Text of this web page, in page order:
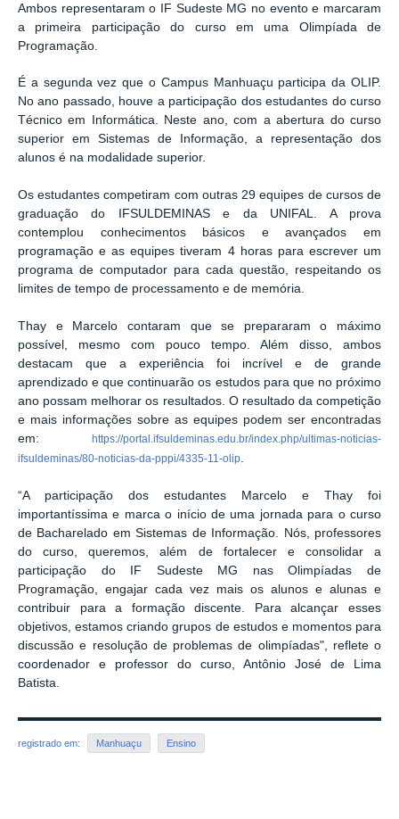
Ambos representaram o IF Sudeste MG no evento e marcaram
a primeira participação do curso em uma Olimpíada de
Programação.
É a segunda vez que o Campus Manhuaçu participa da OLIP.
No ano passado, houve a participação dos estudantes do curso
Técnico em Informática. Neste ano, com a abertura do curso
superior em Sistemas de Informação, a representação dos
alunos é na modalidade superior.
Os estudantes competiram com outras 29 equipes de cursos de
graduação do IFSULDEMINAS e da UNIFAL. A prova
contemplou conhecimentos básicos e avançados em
programação e as equipes tiveram 4 horas para escrever um
programa de computador para cada questão, respeitando os
limites de tempo de processamento e de memória.
Thay e Marcelo contaram que se prepararam o máximo
possível, mesmo com pouco tempo. Além disso, ambos
destacam que a experiência foi incrível e de grande
aprendizado e que continuarão os estudos para que no próximo
ano possam melhorar os resultados. O resultado da competição
e mais informações sobre as equipes podem ser encontradas
em: https://portal.ifsuldeminas.edu.br/index.php/ultimas-noticias-
ifsuldeminas/80-noticias-da-pppi/4335-11-olip
“A participação dos estudantes Marcelo e Thay foi
importantíssima e marca o início de uma jornada para o curso
de Bacharelado em Sistemas de Informação. Nós, professores
do curso, queremos, além de fortalecer e consolidar a
participação do IF Sudeste MG nas Olimpíadas de
Programação, engajar cada vez mais os alunos e alunas e
contribuir para a formação discente. Para alcançar esses
objetivos, estamos criando grupos de estudos e momentos para
discussão e resolução de problemas de olimpíadas", reflete o
coordenador e professor do curso, Antônio José de Lima
Batista.
registrado em: Manhuaçu Ensino